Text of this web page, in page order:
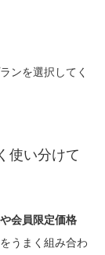
ンを選択してく
使い分けて
会員限定価格
をうまく組み合わ